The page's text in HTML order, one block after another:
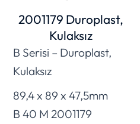
2001179 Duroplast,
Kulaksız
B Serisi – Duroplast,
Kulaksız
89,4 x 89 x 47,5mm
B 40 M 2001179